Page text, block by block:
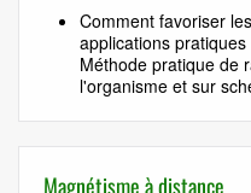
Comment favoriser
applications pratiques
Méthode pratique de
l'organisme et sur
Magnétisme à distance